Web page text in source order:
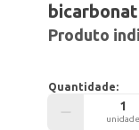
Produto
Quantidade:
unidade